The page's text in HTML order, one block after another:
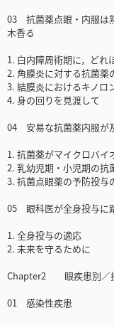
03 抗菌薬点眼・内服は
木香る
1. 白内障周術期に，どれ
2. 角膜炎に対する抗菌薬
3. 結膜炎におけるキノロ
4. 身の回りを見渡して
04 安易な抗菌薬内服が
1. 抗菌薬がマイクロバイ
2. 乳幼児期・小児期の抗
3. 抗菌点眼薬の予防投与
05 眼科医が全身投与に
1. 全身投与の適応
2. 未来を守るために
Chapter2 眼疾患別／
01 感染性疾患